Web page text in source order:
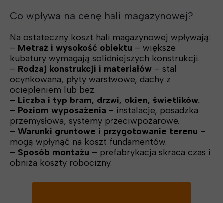
Co wpływa na cenę hali magazynowej?
Na ostateczny koszt hali magazynowej wpływają:
– Metraż i wysokość obiektu – większe
kubatury wymagają solidniejszych konstrukcji.
– Rodzaj konstrukcji i materiałów – stal
ocynkowana, płyty warstwowe, dachy z
ociepleniem lub bez.
– Liczba i typ bram, drzwi, okien, świetlików.
– Poziom wyposażenia – instalacje, posadzka
przemysłowa, systemy przeciwpożarowe.
– Warunki gruntowe i przygotowanie terenu –
mogą wpłynąć na koszt fundamentów.
– Sposób montażu – prefabrykacja skraca czas i
obniża koszty robocizny.